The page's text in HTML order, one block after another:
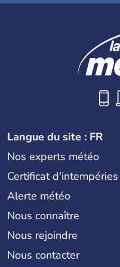
Langue du site : FR
Nos experts météo
Certificat d'intempéries
Alerte météo
Nous connaître
Nous rejoindre
Nous contacter